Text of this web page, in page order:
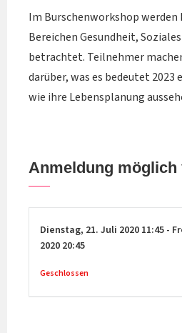
Im Burschenworkshop werden
Bereichen Gesundheit,
betrachtet. Teilnehmer
darüber, was es bedeutet 2023
wie ihre Lebensplanung
Anmeldung möglich
Dienstag, 21. Juli 2020 11:45 -
2020 20:45
Geschlossen